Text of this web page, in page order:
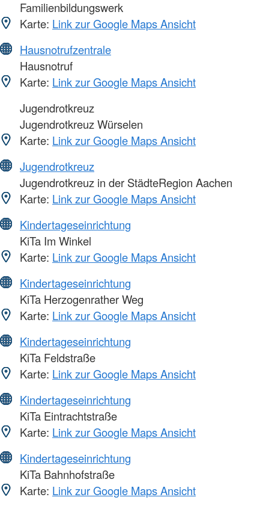
Familienbildungswerk
Karte: Link zur Google Maps Ansicht
Hausnotrufzentrale
Hausnotruf
Karte: Link zur Google Maps Ansicht
Jugendrotkreuz
Jugendrotkreuz Würselen
Karte: Link zur Google Maps Ansicht
Jugendrotkreuz
Jugendrotkreuz in der StädteRegion Aachen
Karte: Link zur Google Maps Ansicht
Kindertageseinrichtung
KiTa Im Winkel
Karte: Link zur Google Maps Ansicht
Kindertageseinrichtung
KiTa Herzogenrather Weg
Karte: Link zur Google Maps Ansicht
Kindertageseinrichtung
KiTa Feldstraße
Karte: Link zur Google Maps Ansicht
Kindertageseinrichtung
KiTa Eintrachtstraße
Karte: Link zur Google Maps Ansicht
Kindertageseinrichtung
KiTa Bahnhofstraße
Karte: Link zur Google Maps Ansicht